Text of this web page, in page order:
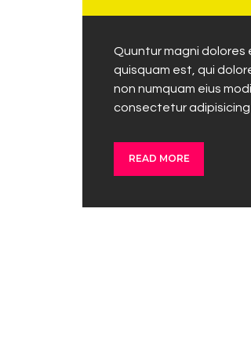
Quuntur magni dolores
quisquam est, qui
non numquam eius
consectetur
READ MORE